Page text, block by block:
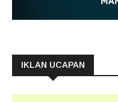
IKLAN UCAPAN